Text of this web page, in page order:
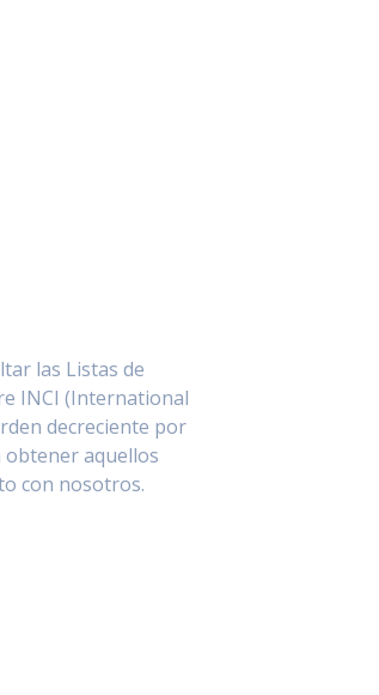
las Listas de
INCI (International
decreciente por
obtener aquellos
con nosotros.